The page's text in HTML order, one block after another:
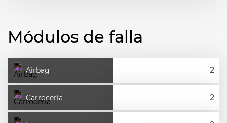
Módulos de falla
Airbag
Carrocería